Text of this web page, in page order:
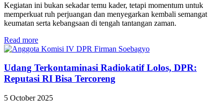
Kegiatan ini bukan sekadar temu kader, tetapi momentum untuk
memperkuat ruh perjuangan dan menyegarkan kembali semangat
keumatan serta kebangsaan di tengah tantangan zaman.
Read more
Udang Terkontaminasi Radiokatif Lolos, DPR:
Reputasi RI Bisa Tercoreng
5 October 2025